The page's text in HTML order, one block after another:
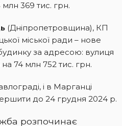
369 тис. грн.
(Дніпропетровщина), КП
міської ради – нове
за адресою: вулиця
74 млн 752 тис. грн.
і в Марганці
до 24 грудня 2024 р.
розпочинає